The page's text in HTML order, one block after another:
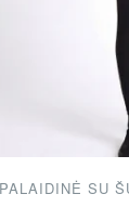
PALAIDINĖ SU